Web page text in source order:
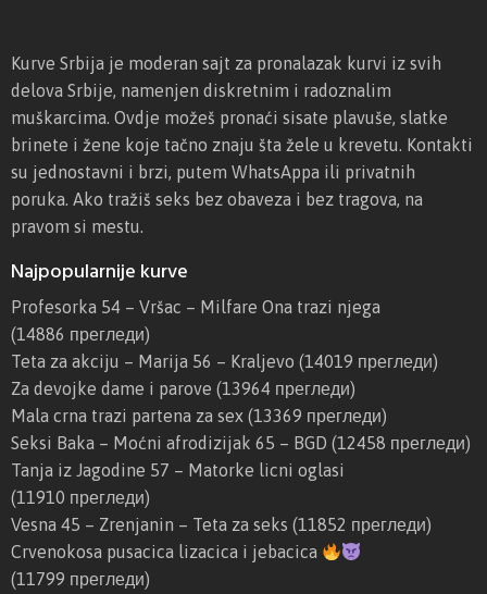
Kurve Srbija je moderan sajt za pronalazak kurvi iz svih
delova Srbije, namenjen diskretnim i radoznalim
muškarcima. Ovdje možeš pronaći sisate plavuše, slatke
brinete i žene koje tačno znaju šta žele u krevetu. Kontakti
su jednostavni i brzi, putem WhatsAppa ili privatnih
poruka. Ako tražiš seks bez obaveza i bez tragova, na
pravom si mestu.
Najpopularnije kurve
Profesorka 54 – Vršac – Milfare Ona trazi njega
(14886 прегледи)
Teta za akciju – Marija 56 – Kraljevo (14019 прегледи)
Za devojke dame i parove (13964 прегледи)
Mala crna trazi partena za sex (13369 прегледи)
Seksi Baka – Moćni afrodizijak 65 – BGD (12458 прегледи)
Tanja iz Jagodine 57 – Matorke licni oglasi
(11910 прегледи)
Vesna 45 – Zrenjanin – Teta za seks (11852 прегледи)
Crvenokosa pusacica lizacica i jebacica
(11799 прегледи)